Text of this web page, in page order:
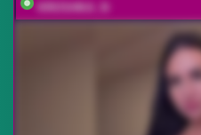
KROSHKA_N